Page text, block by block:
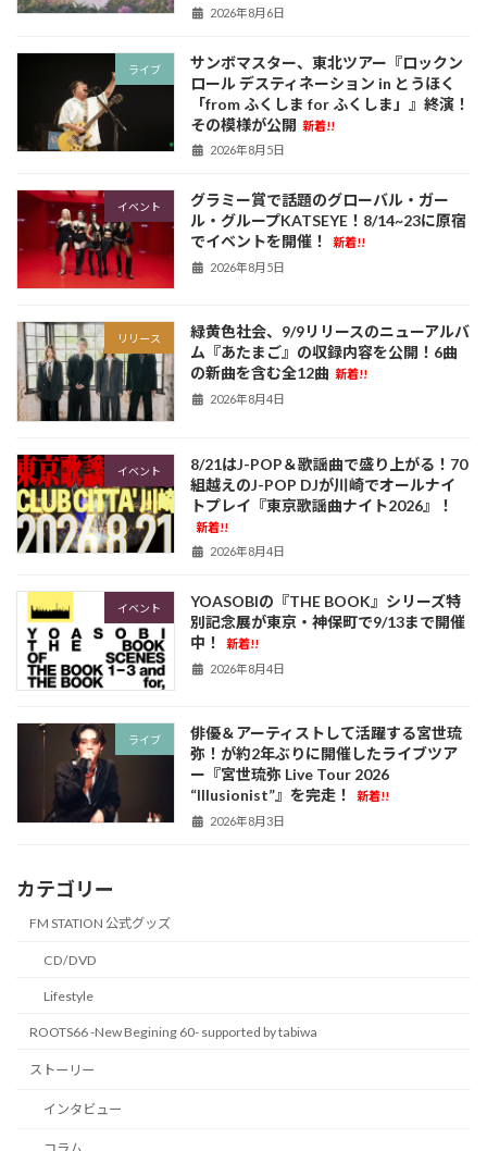
2026年8月6日
ライブ
サンボマスター、東北ツアー『ロックン
ロール デスティネーション in とうほく
「from ふくしま for ふくしま」』終演！
その模様が公開 新着!!
2026年8月5日
イベント
グラミー賞で話題のグローバル・ガー
ル・グループKATSEYE！8/14~23に原宿
でイベントを開催！
新着!!
2026年8月5日
リリース
緑黄色社会、9/9リリースのニューアルバ
ム『あたまご』の収録内容を公開！6曲
の新曲を含む全12曲 新着!!
2026年8月4日
イベント
8/21はJ-POP＆歌謡曲で盛り上がる！70
組越えのJ-POP DJが川崎でオールナイ
トプレイ『東京歌謡曲ナイト2026』！
新着!!
2026年8月4日
イベント
YOASOBIの『THE BOOK』シリーズ特
別記念展が東京・神保町で9/13まで開催
中！
新着!!
2026年8月4日
ライブ
俳優＆アーティストして活躍する宮世琉
弥！が約2年ぶりに開催したライブツア
ー『宮世琉弥 Live Tour 2026
“Illusionist”』を完走！
新着!!
2026年8月3日
カテゴリー
FM STATION 公式グッズ
CD/DVD
Lifestyle
ROOTS66 -New Begining 60- supported by tabiwa
ストーリー
インタビュー